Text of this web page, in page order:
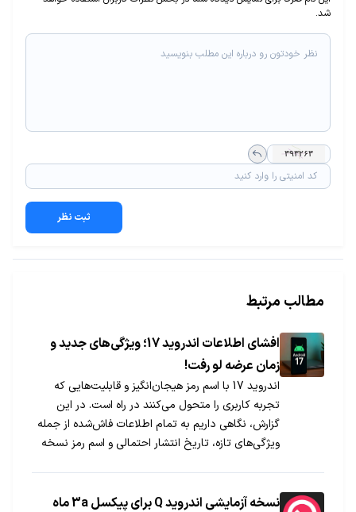
شد.
ثبت نظر
مطالب مرتبط
افشای اطلاعات اندروید 17؛ ویژگی‌های جدید و
زمان عرضه لو رفت!
اندروید 17 با اسم رمز هیجان‌انگیز و قابلیت‌هایی که
تجربه کاربری را متحول می‌کنند در راه است. در این
گزارش، نگاهی داریم به تمام اطلاعات فاش‌شده از جمله
ویژگی‌های تازه، تاریخ انتشار احتمالی و اسم رمز نسخه
نسخه آزمایشی اندروید Q برای پیکسل 3a ماه